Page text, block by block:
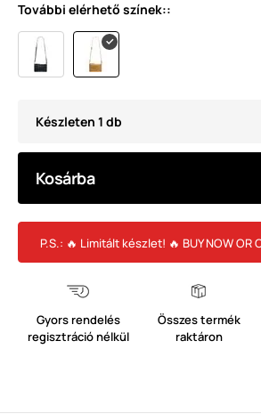
További elérhető színek::
Készleten 1 db
Kosárba
P.S.: 🔥 Limitált készlet! 🔥 BUY NOW OR
Gyors rendelés
regisztráció nélkül
Összes termék
raktáron